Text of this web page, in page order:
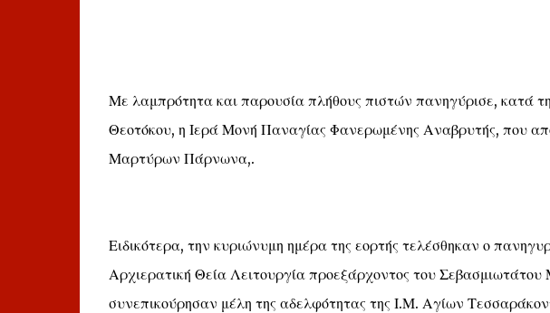
Με λαμπρότητα και παρουσία πλήθους πιστών πανηγύρισε, κατά
Θεοτόκου, η Ιερά Μονή Παναγίας Φανερωμένης Αναβρυτής, που
Μαρτύρων Πάρνωνα,.
Ειδικότερα, την κυριώνυμη ημέρα της εορτής τελέσθηκαν ο
Αρχιερατική Θεία Λειτουργία προεξάρχοντος του Σεβασμιωτάτου
συνεπικούρησαν μέλη της αδελφότητας της Ι.Μ. Αγίων